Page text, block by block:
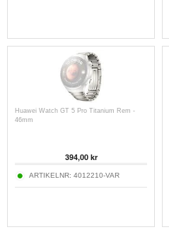
Huawei Watch GT 5 Pro Titanium Rem -
46mm
394,00kr
ARTIKELNR: 4012210-VAR